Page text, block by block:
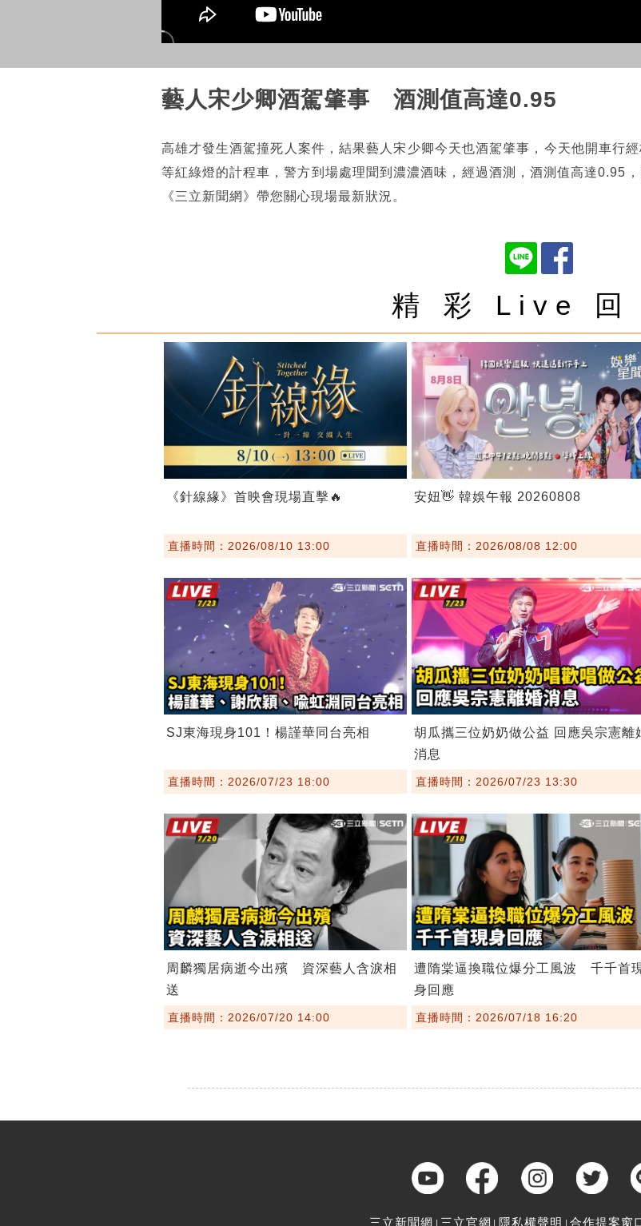
藝人宋少卿酒駕肇事 酒測值高達0.95
高雄才發生酒駕撞死人案件，結果藝人宋少卿今天也酒駕肇事，今天他開車行
等紅綠燈的計程車，警方到場處理聞到濃濃酒味，經過酒測，酒測值高達0.95
《三立新聞網》帶您關心現場最新狀況。
精 彩 Live 回
《針線緣》首映會現場直擊🔥
直播時間：2026/08/10 13:00
安妞👋 韓娛午報 20260808
直播時間：2026/08/08 12:00
SJ東海現身101！楊謹華同台亮相
直播時間：2026/07/23 18:00
胡瓜攜三位奶奶做公益 回應吳宗憲離
消息
直播時間：2026/07/23 13:30
周麟獨居病逝今出殯 資深藝人含淚相
送
直播時間：2026/07/20 14:00
遭隋棠逼換職位爆分工風波 千千首
身回應
直播時間：2026/07/18 16:20
三立新聞網 三立官網 隱私權聲明 合作提案窗